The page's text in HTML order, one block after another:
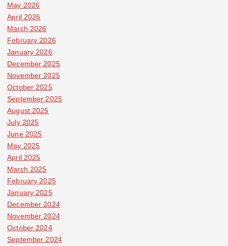
May 2026
April 2026
March 2026
February 2026
January 2026
December 2025
November 2025
October 2025
September 2025
August 2025
July 2025
June 2025
May 2025
April 2025
March 2025
February 2025
January 2025
December 2024
November 2024
October 2024
September 2024